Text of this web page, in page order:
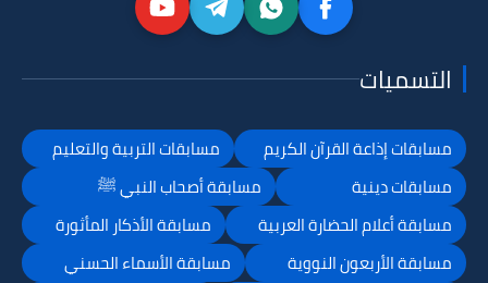
التسميات
مسابقات إذاعة القرآن الكريم
مسابقات التربية والتعليم
مسابقات دينية
مسابقة أصحاب النبي ﷺ
مسابقة أعلام الحضارة العربية
مسابقة الأذكار المأثورة
مسابقة الأربعون النووية
مسابقة الأسماء الحسني